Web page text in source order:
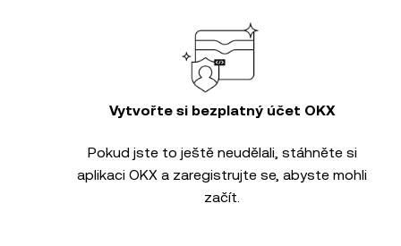
Vytvořte si bezplatný účet OKX
Pokud jste to ještě neudělali, stáhněte si
aplikaci OKX a zaregistrujte se, abyste mohli
začít.